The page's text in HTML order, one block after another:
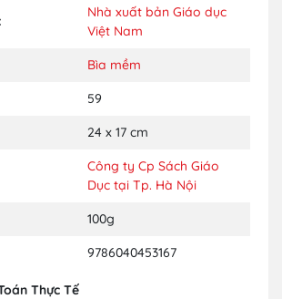
Nhà xuất bản Giáo dục
Việt Nam
Bìa mềm
59
24 x 17 cm
Công ty Cp Sách Giáo
Dục tại Tp. Hà Nội
100g
9786040453167
Thực Tế